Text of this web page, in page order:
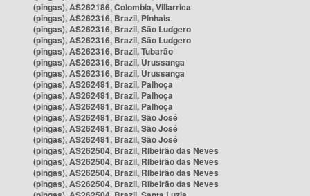
(pingas), AS262186, Colombia, Villarrica
(pingas), AS262316, Brazil, Pinhais
(pingas), AS262316, Brazil, São Ludgero
(pingas), AS262316, Brazil, São Ludgero
(pingas), AS262316, Brazil, Tubarão
(pingas), AS262316, Brazil, Urussanga
(pingas), AS262316, Brazil, Urussanga
(pingas), AS262481, Brazil, Palhoça
(pingas), AS262481, Brazil, Palhoça
(pingas), AS262481, Brazil, Palhoça
(pingas), AS262481, Brazil, São José
(pingas), AS262481, Brazil, São José
(pingas), AS262481, Brazil, São José
(pingas), AS262504, Brazil, Ribeirão das Neves
(pingas), AS262504, Brazil, Ribeirão das Neves
(pingas), AS262504, Brazil, Ribeirão das Neves
(pingas), AS262504, Brazil, Ribeirão das Neves